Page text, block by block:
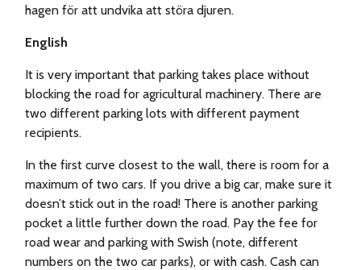
hagen för att undvika att störa djuren.
English
It is very important that parking takes place without
blocking the road for agricultural machinery. There are
two different parking lots with different payment
recipients.
In the first curve closest to the wall, there is room for a
maximum of two cars. If you drive a big car, make sure it
doesn’t stick out in the road! There is another parking
pocket a little further down the road. Pay the fee for
road wear and parking with Swish (note, different
numbers on the two car parks), or with cash. Cash can